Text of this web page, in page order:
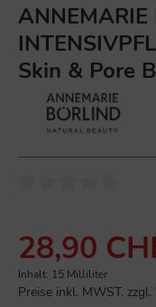
ANNEMARIE
Skin & Pore
28,90
Inhalt: 15 Milliliter
Preise inkl. MWST.